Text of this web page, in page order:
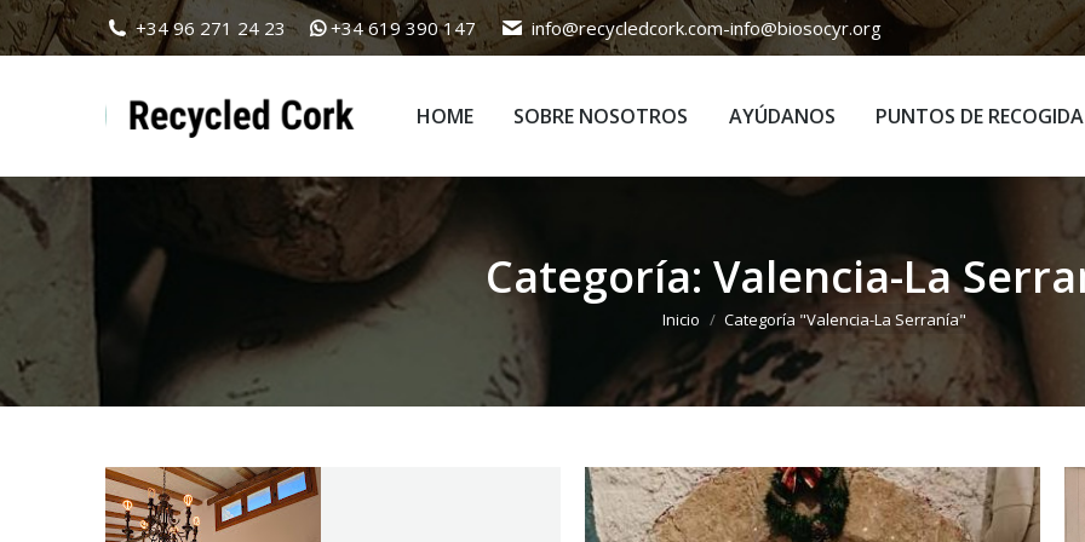
+34 96 271 24 23 +34 619 390 147 info@recycledcork.com-info@biosocyr.org
HOME SOBRE NOSOTROS AYÚDANOS PUNTOS DE RECOGIDA
Categoría: Valencia-La
Estás aquí:
Inicio Categoría "Valencia-La Serranía"
HOME SOBRE NOSOTROS AYÚDANOS PUNTOS DE RECOGIDA